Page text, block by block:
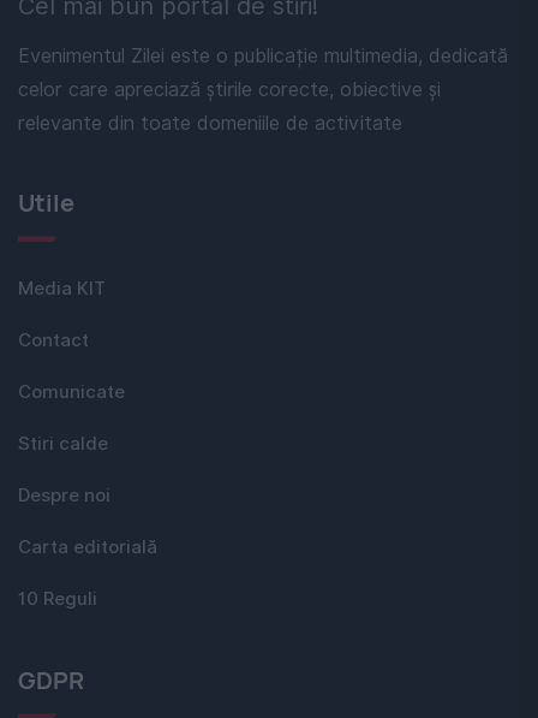
Cel mai bun portal de stiri!
Evenimentul Zilei este o publicație multimedia, dedicată
celor care apreciază știrile corecte, obiective și
relevante din toate domeniile de activitate
Utile
Media KIT
Contact
Comunicate
Stiri calde
Despre noi
Carta editorială
10 Reguli
GDPR